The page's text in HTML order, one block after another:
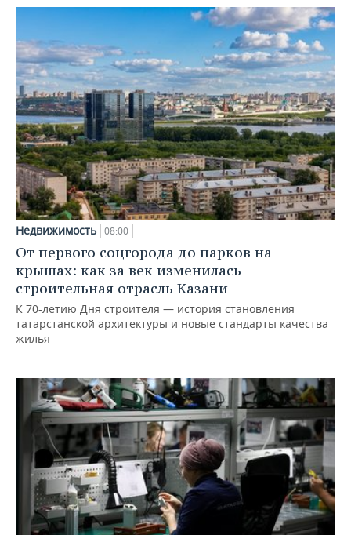
Недвижимость 08:00
От первого соцгорода до парков на
крышах: как за век изменилась
строительная отрасль Казани
К 70-летию Дня строителя — история становления
татарстанской архитектуры и новые стандарты качества
жилья